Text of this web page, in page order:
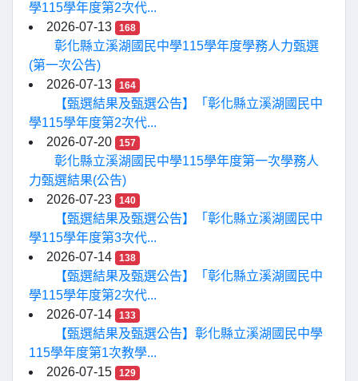
學115學年度第2次代...
2026-07-13
168
彰化縣立溪湖國民中學115學年度學務人力甄選
(第一次公告)
2026-07-13
164
【甄選結果及甄選公告】「彰化縣立溪湖國民中
學115學年度第2次代...
2026-07-20
157
彰化縣立溪湖國民中學115學年度第一次學務人
力甄選結果(公告)
2026-07-23
140
【甄選結果及甄選公告】「彰化縣立溪湖國民中
學115學年度第3次代...
2026-07-14
138
【甄選結果及甄選公告】「彰化縣立溪湖國民中
學115學年度第2次代...
2026-07-14
133
【甄選結果及甄選公告】彰化縣立溪湖國民中學
115學年度第1次教學...
2026-07-15
129